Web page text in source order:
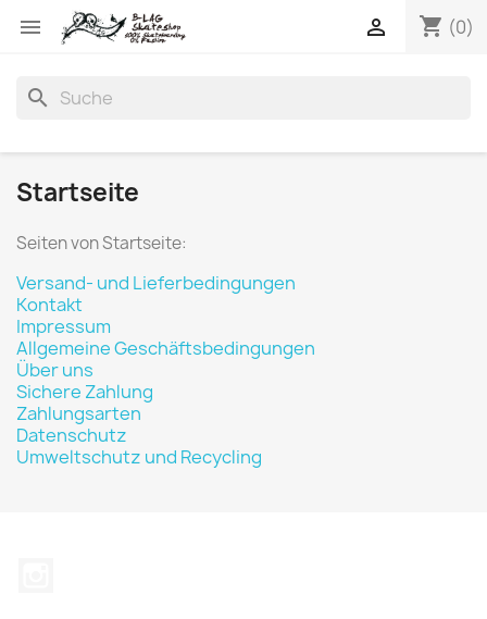
 shopping_cart (0)

search
Startseite
Seiten von Startseite:
Versand- und Lieferbedingungen
Kontakt
Impressum
Allgemeine Geschäftsbedingungen
Über uns
Sichere Zahlung
Zahlungsarten
Datenschutz
Umweltschutz und Recycling